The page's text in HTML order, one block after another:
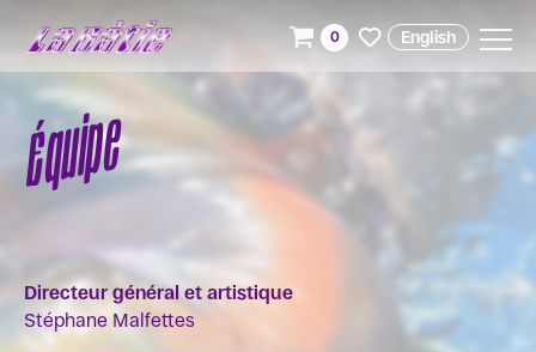
Équipe
Directeur général et artistique
Stéphane Malfettes
0 English